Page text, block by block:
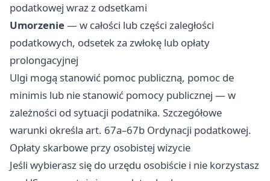
podatkowej wraz z odsetkami
Umorzenie— w całości lub części zaległości
podatkowych, odsetek za zwłokę lub opłaty
prolongacyjnej
Ulgi mogą stanowić pomoc publiczną, pomoc de
minimis lub nie stanowić pomocy publicznej — w
zależności od sytuacji podatnika. Szczegółowe
warunki określa art. 67a–67b Ordynacji podatkowej.
Opłaty skarbowe przy osobistej wizycie
Jeśli wybierasz się do urzędu osobiście i nie korzystasz